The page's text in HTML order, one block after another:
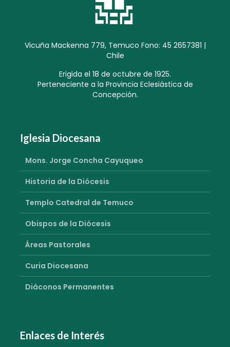
Vicuña Mackenna 779, Temuco Fono: 45 2657381 |
Chile
Erigida el 18 de octubre de 1925.
Perteneciente a la Provincia Eclesiástica de
Concepción.
Iglesia Diocesana
Mons. Jorge Concha Cayuqueo
Historia de la Diócesis
Templo Catedral de Temuco
Obispos de la Diócesis
Áreas Pastorales
Curia Diocesana
Diáconos Permanentes
Enlaces de Interés